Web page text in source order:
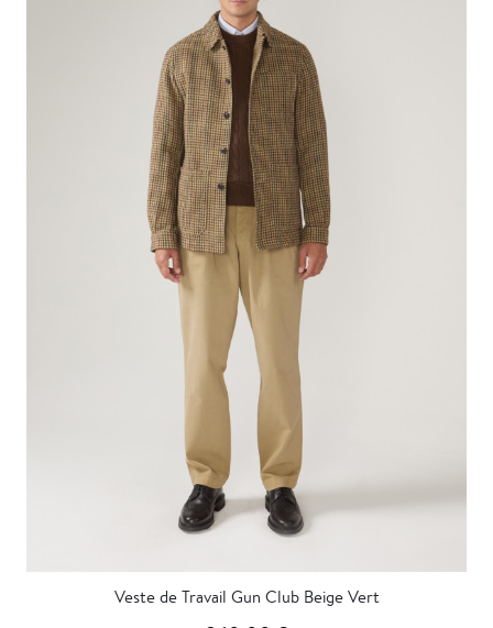
Veste de Travail Gun Club Beige Vert